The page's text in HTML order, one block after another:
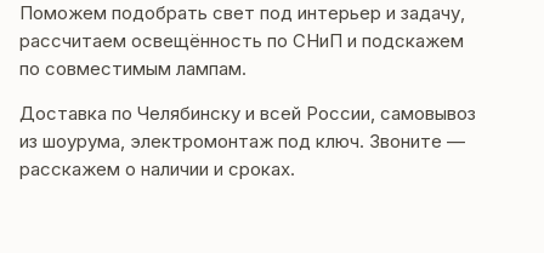
Поможем подобрать свет под интерьер и задачу,
рассчитаем освещённость по СНиП и подскажем
по совместимым лампам.
Доставка по Челябинску и всей России, самовывоз
из шоурума, электромонтаж под ключ. Звоните —
расскажем о наличии и сроках.